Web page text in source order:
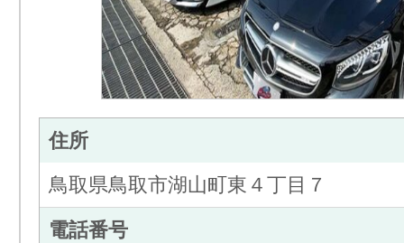
住所
鳥取県鳥取市湖山町東４丁目７
電話番号